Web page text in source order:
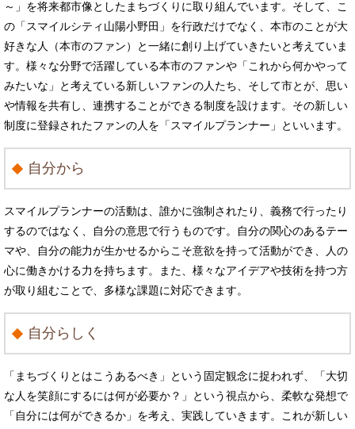
～」を将来都市像としたまちづくりに取り組んでいます。そして、こ
の「スマイルシティ山陽小野田」を行政だけでなく、本市のことが大
好きな人（本市のファン）と一緒に創り上げていきたいと考えていま
す。様々な分野で活躍している本市のファンや「これから何かやって
みたいな」と考えている新しいファンの人たち、そして市とが、思い
や情報を共有し、連携することができる制度を設けます。その新しい
制度に登録されたファンの人を「スマイルプランナー」といいます。
自分から
スマイルプランナーの活動は、誰かに強制されたり、義務で行ったり
するのではなく、自分の意思で行うものです。自分の関心のあるテー
マや、自分の能力が生かせるからこそ意欲を持って活動ができ、人の
心に働きかける力を持ちます。また、様々なアイデアや技術を持つ方
が取り組むことで、多様な課題に対応できます。
自分らしく
「まちづくりとはこうあるべき」という固定観念に捉われず、「大切
な人を笑顔にするには何が必要か？」という視点から、柔軟な発想で
「自分には何ができるか」を考え、実践していきます。これが新しい